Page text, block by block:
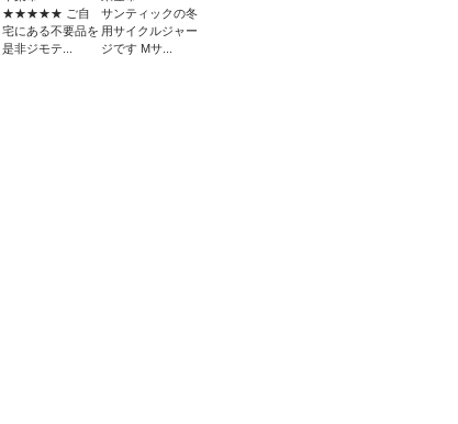
★★★★★ ご自
宅にある不要品を
是非ジモテ...
サンティックの冬
用サイクルジャー
ジです Mサ...